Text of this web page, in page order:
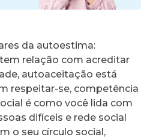
da autoestima:
relação com acreditar
autoaceitação está
respeitar-se, competência
é como você lida com
difíceis e rede social
o seu círculo social,